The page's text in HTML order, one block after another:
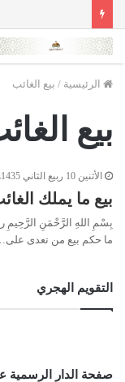
الرئيسية / بيع الغائب
بيع
الأثنين 10 ربيع الثاني 1435هـ 10-2-2014م
بيع ما يملك
ما حكم بيع من تعدى على…
التقويم الهجري
صفحة الدار الرسمية